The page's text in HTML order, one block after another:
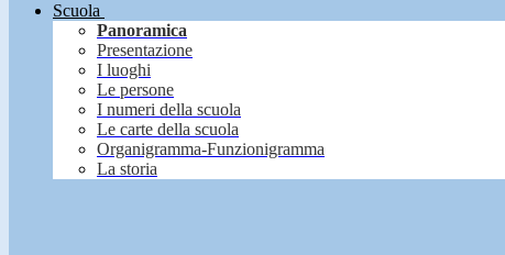
Scuola
Panoramica
Presentazione
I luoghi
Le persone
I numeri della scuola
Le carte della scuola
Organigramma-Funzionigramma
La storia